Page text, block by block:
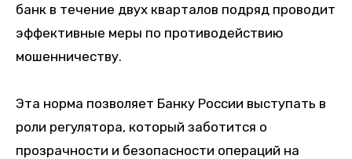
банк в течение двух кварталов подряд проводит
эффективные меры по противодействию
мошенничеству.
Эта норма позволяет Банку России выступать в
роли регулятора, который заботится о
прозрачности и безопасности операций на